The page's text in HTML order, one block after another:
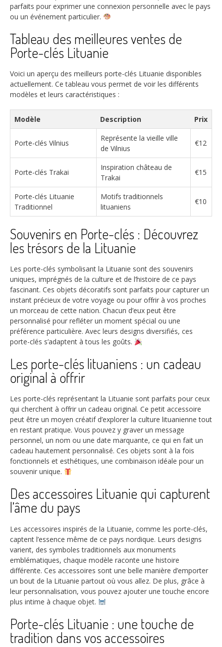
parfaits pour exprimer une connexion personnelle avec le pays
ou un événement particulier.
Tableau des meilleures ventes de
Porte-clés Lituanie
Voici un aperçu des meilleurs porte-clés Lituanie disponibles
actuellement. Ce tableau vous permet de voir les différents
modèles et leurs caractéristiques :
Modèle Description Prix
Porte-clés Vilnius
Représente la vieille ville
de Vilnius
€12
Porte-clés Trakai
Inspiration château de
Trakai
€15
Porte-clés Lituanie
Traditionnel
Motifs traditionnels
lituaniens
€10
Souvenirs en Porte-clés : Découvrez
les trésors de la Lituanie
Les porte-clés symbolisant la Lituanie sont des souvenirs
uniques, imprégnés de la culture et de l’histoire de ce pays
fascinant. Ces objets décoratifs sont parfaits pour capturer un
instant précieux de votre voyage ou pour offrir à vos proches
un morceau de cette nation. Chacun d’eux peut être
personnalisé pour refléter un moment spécial ou une
préférence particulière. Avec leurs designs diversifiés, ces
porte-clés s’adaptent à tous les goûts.
Les porte-clés lituaniens : un cadeau
original à offrir
Les porte-clés représentant la Lituanie sont parfaits pour ceux
qui cherchent à offrir un cadeau original. Ce petit accessoire
peut être un moyen créatif d’explorer la culture lituanienne tout
en restant pratique. Vous pouvez y graver un message
personnel, un nom ou une date marquante, ce qui en fait un
cadeau hautement personnalisé. Ces objets sont à la fois
fonctionnels et esthétiques, une combinaison idéale pour un
souvenir unique.
Des accessoires Lituanie qui capturent
l’âme du pays
Les accessoires inspirés de la Lituanie, comme les porte-clés,
captent l’essence même de ce pays nordique. Leurs designs
varient, des symboles traditionnels aux monuments
emblématiques, chaque modèle raconte une histoire
différente. Ces accessoires sont une belle manière d’emporter
un bout de la Lituanie partout où vous allez. De plus, grâce à
leur personnalisation, vous pouvez ajouter une touche encore
plus intime à chaque objet.
Porte-clés Lituanie : une touche de
tradition dans vos accessoires